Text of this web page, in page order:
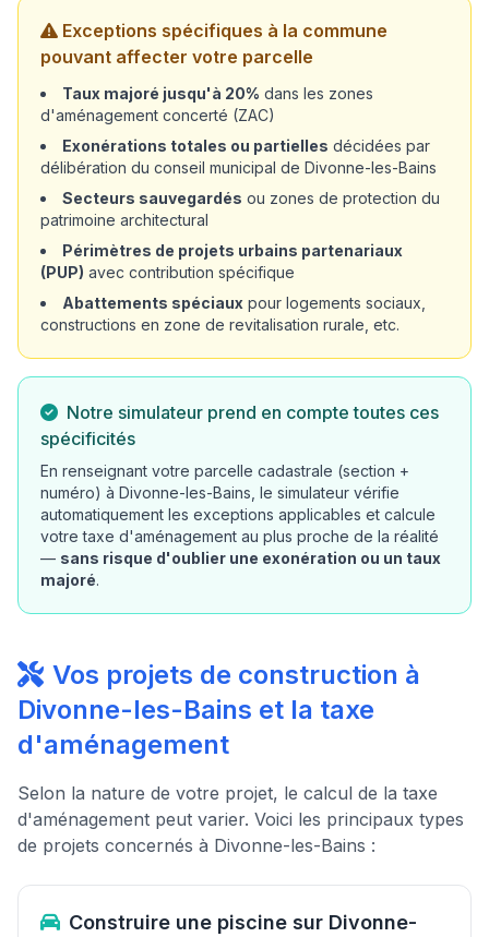
Exceptions spécifiques à la commune
pouvant affecter votre parcelle
Taux majoré jusqu'à 20% dans les zones
d'aménagement concerté (ZAC)
Exonérations totales ou partielles décidées par
délibération du conseil municipal de Divonne-les-Bains
Secteurs sauvegardés ou zones de protection du
patrimoine architectural
Périmètres de projets urbains partenariaux
(PUP) avec contribution spécifique
Abattements spéciaux pour logements sociaux,
constructions en zone de revitalisation rurale, etc.
Notre simulateur prend en compte toutes ces
spécificités
En renseignant votre parcelle cadastrale (section +
numéro) à Divonne-les-Bains, le simulateur vérifie
automatiquement les exceptions applicables et calcule
votre taxe d'aménagement au plus proche de la réalité
— sans risque d'oublier une exonération ou un taux
majoré.
Vos projets de construction à
Divonne-les-Bains et la taxe
d'aménagement
Selon la nature de votre projet, le calcul de la taxe
d'aménagement peut varier. Voici les principaux types
de projets concernés à Divonne-les-Bains :
Construire une piscine sur Divonne-